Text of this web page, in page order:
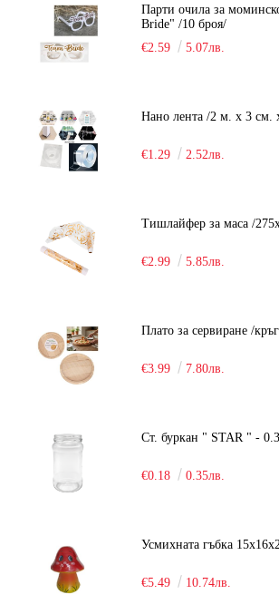
Парти очила за
Bride" /10 броя/
€2.59
5.07лв.
Нано лента /2 м. х 3 см.
€1.29 2.52лв.
Тишлайфер за маса /
€2.99 5.85лв.
Плато за сервиране /
€3.99 7.80лв.
Ст. буркан " STAR " -
€0.18 0.35лв.
Усмихната гъбка
€5.49 10.74лв.